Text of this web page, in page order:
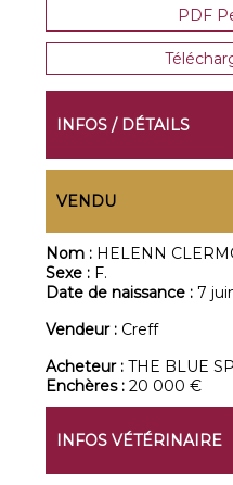
PDF
INFOS / DÉTAILS
VENDU
Nom : HELENN
Sexe : F.
Date de naissance :7
Vendeur : Creff
Acheteur :THE BLUE
Enchères :20 000 €
INFOS VÉTÉRINAIRE